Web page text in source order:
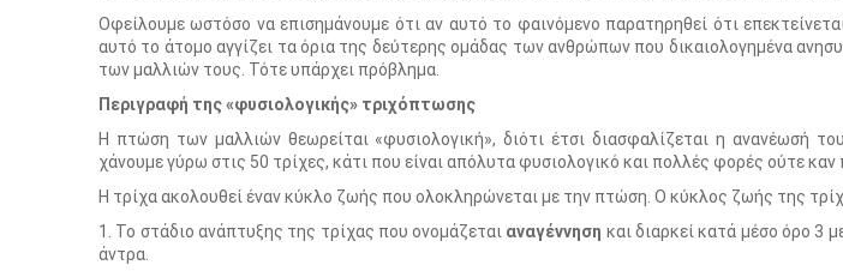
Οφείλουμε ωστόσο να επισημάνουμε ότι αν αυτό το φαινόμενο παρατηρηθεί ότι
αυτό το άτομο αγγίζει τα όρια της δεύτερης ομάδας των ανθρώπων που δικαιολογημένα
των μαλλιών τους. Τότε υπάρχει πρόβλημα.
Περιγραφή της «φυσιολογικής» τριχόπτωσης
Η πτώση των μαλλιών θεωρείται «φυσιολογική», διότι έτσι διασφαλίζεται η ανανέωσή
χάνουμε γύρω στις 50 τρίχες, κάτι που είναι απόλυτα φυσιολογικό και πολλές φορές ούτε
Η τρίχα ακολουθεί έναν κύκλο ζωής που ολοκληρώνεται με την πτώση. Ο κύκλος ζωής της
1. Το στάδιο ανάπτυξης της τρίχας που ονομάζεται αναγέννηση και διαρκεί κατά μέσο όρο 3
άντρα.